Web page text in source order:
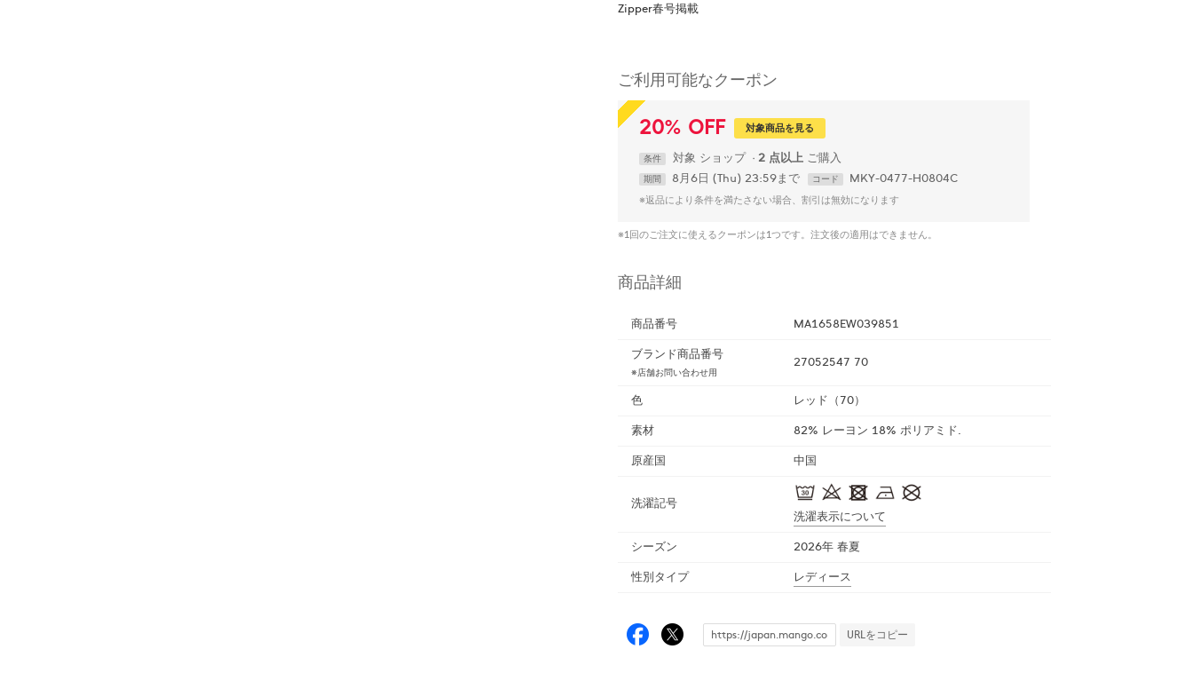
Zipper春号掲載
ご利用可能なクーポン
20% OFF 対象商品を見る
条件 対象 ショップ 2 点以上
期間 8月6日 (Thu) 23:59まで コード MKY-0477-H0804C
※返品により条件を満たさない場合、割引は無効になります
※1回のご注文に使えるクーポンは1つです。注文後の適用はできません。
商品詳細
商品番号
MA1658EW039851
ブランド商品番号
※店舗お問い合わせ用
27052547 70
色
レッド（70）
素材
82% レーヨン 18% ポリアミド.
原産国
中国
洗濯記号
洗濯表示について
シーズン
2026年 春夏
性別タイプ
レディース
URLをコピー